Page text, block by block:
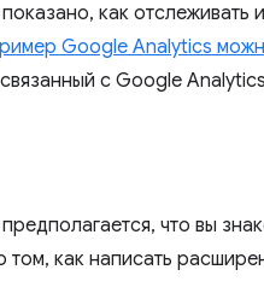
как
Google Analytics
с Google
что вы
как написать